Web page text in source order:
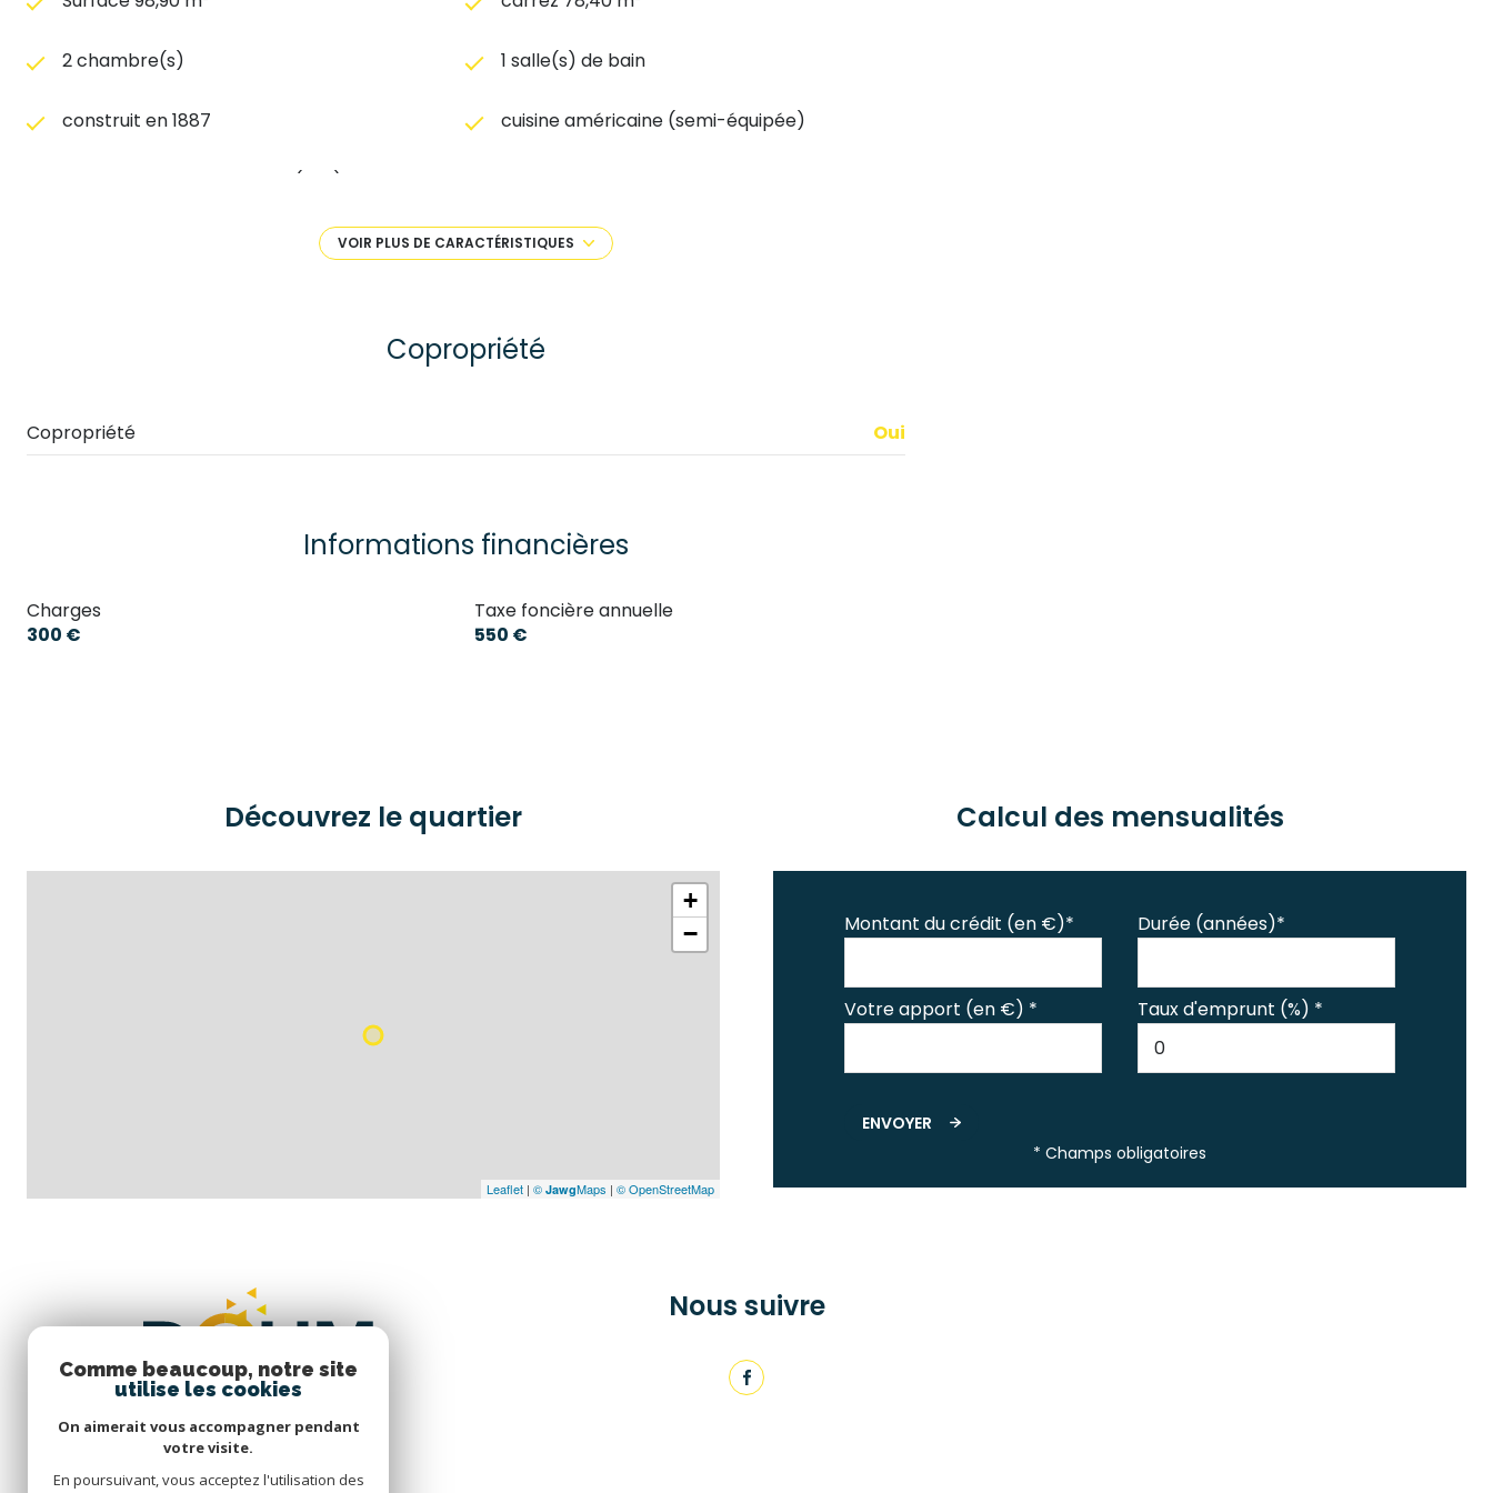
2 chambre(s) 1 salle(s) de bain
construit en 1887 cuisine américaine (semi-équipée)
Chauffage collectif : autre (gaz)
1er étage
balcon
terrasse
VOIR PLUS DE CARACTÉRISTIQUES
Copropriété
Copropriété Oui
Informations financières
Charges
300 €
Taxe foncière annuelle
550 €
Découvrez le quartier
+
−
Leaflet | © JawgMaps | © OpenStreetMap
Calcul des mensualités
Montant du crédit (en €)* Durée (années)*
Votre apport (en €) * Taux d'emprunt (%) *
ENVOYER
* Champs obligatoires
Nous suivre
Comme beaucoup, notre site
utilise les cookies
On aimerait vous accompagner pendant
votre visite.
En poursuivant, vous acceptez l'utilisation des